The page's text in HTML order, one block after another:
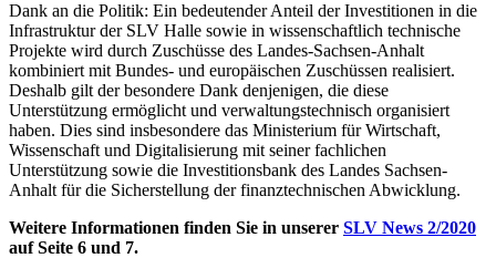
Dank an die Politik: Ein bedeutender Anteil der Investitionen in die
Infrastruktur der SLV Halle sowie in wissenschaftlich technische
Projekte wird durch Zuschüsse des Landes-Sachsen-Anhalt
kombiniert mit Bundes- und europäischen Zuschüssen realisiert.
Deshalb gilt der besondere Dank denjenigen, die diese
Unterstützung ermöglicht und verwaltungstechnisch organisiert
haben. Dies sind insbesondere das Ministerium für Wirtschaft,
Wissenschaft und Digitalisierung mit seiner fachlichen
Unterstützung sowie die Investitionsbank des Landes Sachsen-
Anhalt für die Sicherstellung der finanztechnischen Abwicklung.
Weitere Informationen finden Sie in unserer SLV News 2/2020
auf Seite 6 und 7.